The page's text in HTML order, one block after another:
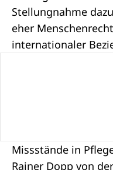
Stellungnahme
eher
internationaler
Missstände in
Rainer Dopp von der